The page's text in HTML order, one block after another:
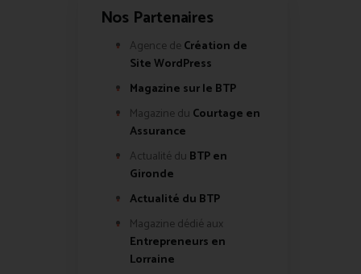
Nos Partenaires
Agence de Création de
Site WordPress
Magazine sur le BTP
Magazine du Courtage en
Assurance
Actualité du BTP en
Gironde
Actualité du BTP
Magazine dédié aux
Entrepreneurs en
Lorraine